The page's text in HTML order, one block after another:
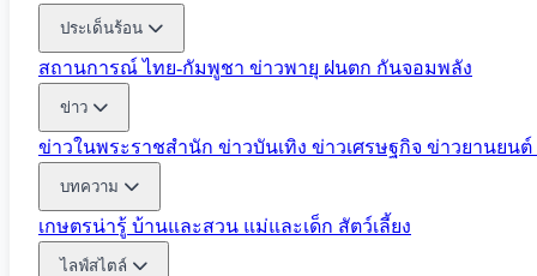
ประเด็นร้อน
สถานการณ์ ไทย-กัมพูชา ข่าวพายุ ฝนตก กันจอมพลัง
ข่าว
ข่าวในพระราชสำนัก ข่าวบันเทิง ข่าวเศรษฐกิจ ข่าวยานยนต์
บทความ
เกษตรน่ารู้ บ้านและสวน แม่และเด็ก สัตว์เลี้ยง
ไลฟ์สไตล์